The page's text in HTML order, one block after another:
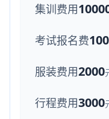
集训费用
考试报名费
服装费用2000
行程费用3000